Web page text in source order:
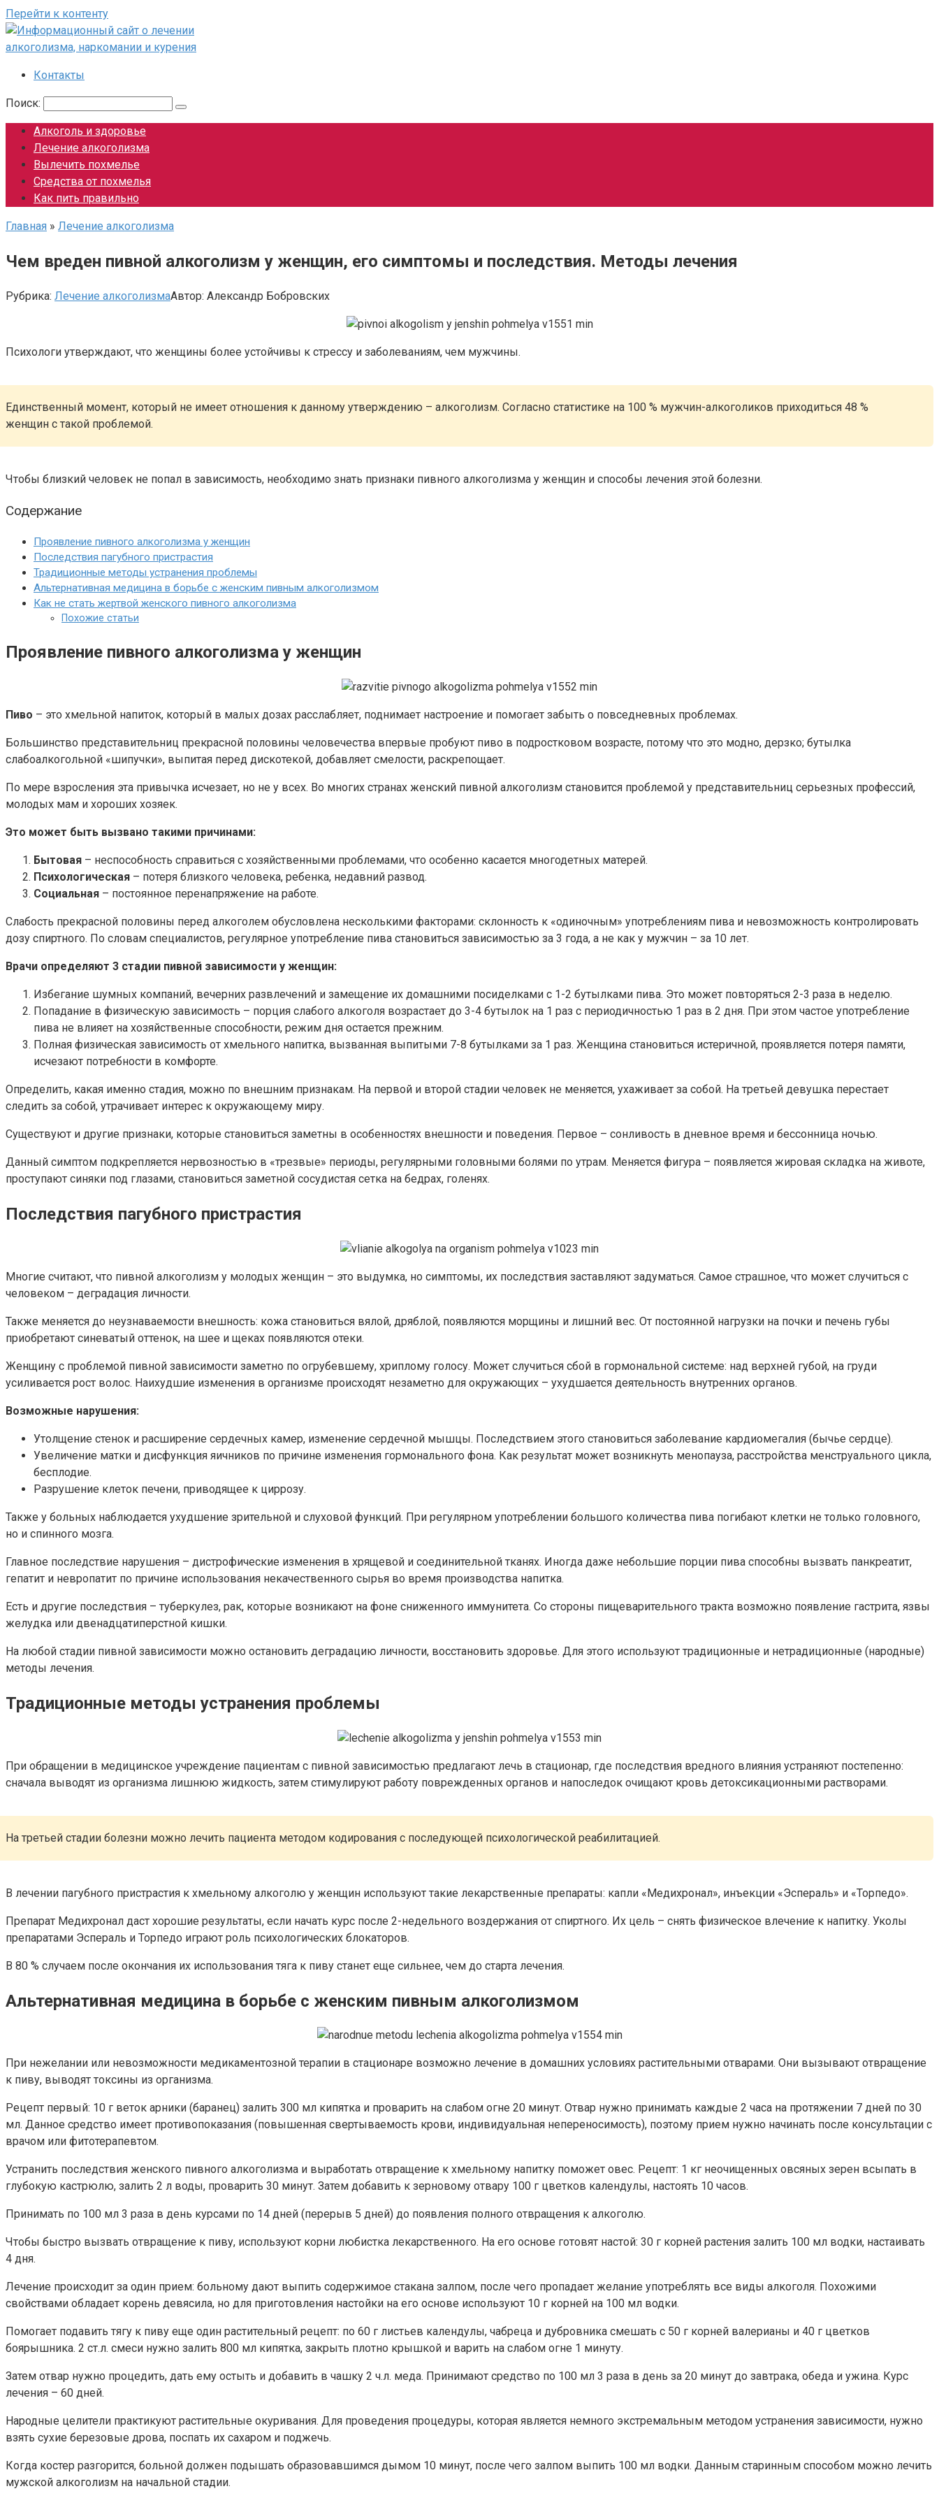
Перейти к контенту
Контакты
Поиск:
Алкоголь и здоровье
Лечение алкоголизма
Вылечить похмелье
Средства от похмелья
Как пить правильно
Главная » Лечение алкоголизма
Чем вреден пивной алкоголизм у женщин, его симптомы и последствия. Методы лечения
Рубрика: Лечение алкоголизмаАвтор: Александр Бобровских
Психологи утверждают, что женщины более устойчивы к стрессу и заболеваниям, чем мужчины.
Единственный момент, который не имеет отношения к данному утверждению – алкоголизм. Согласно статистике на 100 % мужчин-алкоголиков приходиться 48 %
женщин с такой проблемой.
Чтобы близкий человек не попал в зависимость, необходимо знать признаки пивного алкоголизма у женщин и способы лечения этой болезни.
Содержание
Проявление пивного алкоголизма у женщин
Последствия пагубного пристрастия
Традиционные методы устранения проблемы
Альтернативная медицина в борьбе с женским пивным алкоголизмом
Как не стать жертвой женского пивного алкоголизма
Похожие статьи
Проявление пивного алкоголизма у женщин
Пиво – это хмельной напиток, который в малых дозах расслабляет, поднимает настроение и помогает забыть о повседневных проблемах.
Большинство представительниц прекрасной половины человечества впервые пробуют пиво в подростковом возрасте, потому что это модно, дерзко; бутылка
слабоалкогольной «шипучки», выпитая перед дискотекой, добавляет смелости, раскрепощает.
По мере взросления эта привычка исчезает, но не у всех. Во многих странах женский пивной алкоголизм становится проблемой у представительниц серьезных профессий,
молодых мам и хороших хозяек.
Это может быть вызвано такими причинами:
Бытовая – неспособность справиться с хозяйственными проблемами, что особенно касается многодетных матерей.
Психологическая – потеря близкого человека, ребенка, недавний развод.
Социальная – постоянное перенапряжение на работе.
Слабость прекрасной половины перед алкоголем обусловлена несколькими факторами: склонность к «одиночным» употреблениям пива и невозможность контролировать
дозу спиртного. По словам специалистов, регулярное употребление пива становиться зависимостью за 3 года, а не как у мужчин – за 10 лет.
Врачи определяют 3 стадии пивной зависимости у женщин:
Избегание шумных компаний, вечерних развлечений и замещение их домашними посиделками с 1-2 бутылками пива. Это может повторяться 2-3 раза в неделю.
Попадание в физическую зависимость – порция слабого алкоголя возрастает до 3-4 бутылок на 1 раз с периодичностью 1 раз в 2 дня. При этом частое употребление
пива не влияет на хозяйственные способности, режим дня остается прежним.
Полная физическая зависимость от хмельного напитка, вызванная выпитыми 7-8 бутылками за 1 раз. Женщина становиться истеричной, проявляется потеря памяти,
исчезают потребности в комфорте.
Определить, какая именно стадия, можно по внешним признакам. На первой и второй стадии человек не меняется, ухаживает за собой. На третьей девушка перестает
следить за собой, утрачивает интерес к окружающему миру.
Существуют и другие признаки, которые становиться заметны в особенностях внешности и поведения. Первое – сонливость в дневное время и бессонница ночью.
Данный симптом подкрепляется нервозностью в «трезвые» периоды, регулярными головными болями по утрам. Меняется фигура – появляется жировая складка на животе,
проступают синяки под глазами, становиться заметной сосудистая сетка на бедрах, голенях.
Последствия пагубного пристрастия
Многие считают, что пивной алкоголизм у молодых женщин – это выдумка, но симптомы, их последствия заставляют задуматься. Самое страшное, что может случиться с
человеком – деградация личности.
Также меняется до неузнаваемости внешность: кожа становиться вялой, дряблой, появляются морщины и лишний вес. От постоянной нагрузки на почки и печень губы
приобретают синеватый оттенок, на шее и щеках появляются отеки.
Женщину с проблемой пивной зависимости заметно по огрубевшему, хриплому голосу. Может случиться сбой в гормональной системе: над верхней губой, на груди
усиливается рост волос. Наихудшие изменения в организме происходят незаметно для окружающих – ухудшается деятельность внутренних органов.
Возможные нарушения:
Утолщение стенок и расширение сердечных камер, изменение сердечной мышцы. Последствием этого становиться заболевание кардиомегалия (бычье сердце).
Увеличение матки и дисфункция яичников по причине изменения гормонального фона. Как результат может возникнуть менопауза, расстройства менструального цикла,
бесплодие.
Разрушение клеток печени, приводящее к циррозу.
Также у больных наблюдается ухудшение зрительной и слуховой функций. При регулярном употреблении большого количества пива погибают клетки не только головного,
но и спинного мозга.
Главное последствие нарушения – дистрофические изменения в хрящевой и соединительной тканях. Иногда даже небольшие порции пива способны вызвать панкреатит,
гепатит и невропатит по причине использования некачественного сырья во время производства напитка.
Есть и другие последствия – туберкулез, рак, которые возникают на фоне сниженного иммунитета. Со стороны пищеварительного тракта возможно появление гастрита, язвы
желудка или двенадцатиперстной кишки.
На любой стадии пивной зависимости можно остановить деградацию личности, восстановить здоровье. Для этого используют традиционные и нетрадиционные (народные)
методы лечения.
Традиционные методы устранения проблемы
При обращении в медицинское учреждение пациентам с пивной зависимостью предлагают лечь в стационар, где последствия вредного влияния устраняют постепенно:
сначала выводят из организма лишнюю жидкость, затем стимулируют работу поврежденных органов и напоследок очищают кровь детоксикационными растворами.
На третьей стадии болезни можно лечить пациента методом кодирования с последующей психологической реабилитацией.
В лечении пагубного пристрастия к хмельному алкоголю у женщин используют такие лекарственные препараты: капли «Медихронал», инъекции «Эспераль» и «Торпедо».
Препарат Медихронал даст хорошие результаты, если начать курс после 2-недельного воздержания от спиртного. Их цель – снять физическое влечение к напитку. Уколы
препаратами Эспераль и Торпедо играют роль психологических блокаторов.
В 80 % случаем после окончания их использования тяга к пиву станет еще сильнее, чем до старта лечения.
Альтернативная медицина в борьбе с женским пивным алкоголизмом
При нежелании или невозможности медикаментозной терапии в стационаре возможно лечение в домашних условиях растительными отварами. Они вызывают отвращение
к пиву, выводят токсины из организма.
Рецепт первый: 10 г веток арники (баранец) залить 300 мл кипятка и проварить на слабом огне 20 минут. Отвар нужно принимать каждые 2 часа на протяжении 7 дней по 30
мл. Данное средство имеет противопоказания (повышенная свертываемость крови, индивидуальная непереносимость), поэтому прием нужно начинать после консультации с
врачом или фитотерапевтом.
Устранить последствия женского пивного алкоголизма и выработать отвращение к хмельному напитку поможет овес. Рецепт: 1 кг неочищенных овсяных зерен всыпать в
глубокую кастрюлю, залить 2 л воды, проварить 30 минут. Затем добавить к зерновому отвару 100 г цветков календулы, настоять 10 часов.
Принимать по 100 мл 3 раза в день курсами по 14 дней (перерыв 5 дней) до появления полного отвращения к алкоголю.
Чтобы быстро вызвать отвращение к пиву, используют корни любистка лекарственного. На его основе готовят настой: 30 г корней растения залить 100 мл водки, настаивать
4 дня.
Лечение происходит за один прием: больному дают выпить содержимое стакана залпом, после чего пропадает желание употреблять все виды алкоголя. Похожими
свойствами обладает корень девясила, но для приготовления настойки на его основе используют 10 г корней на 100 мл водки.
Помогает подавить тягу к пиву еще один растительный рецепт: по 60 г листьев календулы, чабреца и дубровника смешать с 50 г корней валерианы и 40 г цветков
боярышника. 2 ст.л. смеси нужно залить 800 мл кипятка, закрыть плотно крышкой и варить на слабом огне 1 минуту.
Затем отвар нужно процедить, дать ему остыть и добавить в чашку 2 ч.л. меда. Принимают средство по 100 мл 3 раза в день за 20 минут до завтрака, обеда и ужина. Курс
лечения – 60 дней.
Народные целители практикуют растительные окуривания. Для проведения процедуры, которая является немного экстремальным методом устранения зависимости, нужно
взять сухие березовые дрова, поспать их сахаром и поджечь.
Когда костер разгорится, больной должен подышать образовавшимся дымом 10 минут, после чего залпом выпить 100 мл водки. Данным старинным способом можно лечить
мужской алкоголизм на начальной стадии.